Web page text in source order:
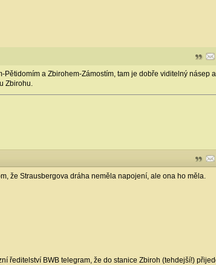
a Zbirohem-Zámostím, tam je dobře viditelný násep
Zbirohu.
že Strausbergova dráha neměla napojení, ale ona ho měla.
ředitelství BWB telegram, že do stanice Zbiroh (tehdejší!)